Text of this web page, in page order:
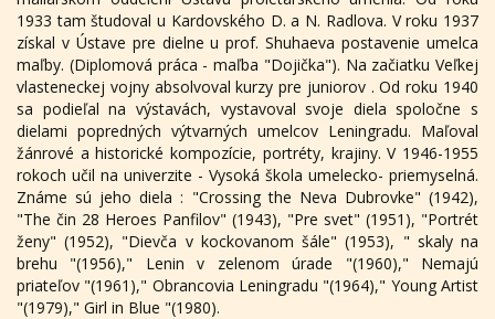
1933 tam študoval u Kardovského D. a N. Radlova. V roku 1937
získal v Ústave pre dielne u prof. Shuhaeva postavenie umelca
maľby. (Diplomová práca - maľba "Dojička"). Na začiatku Veľkej
vlasteneckej vojny absolvoval kurzy pre juniorov . Od roku 1940
sa podieľal na výstavách, vystavoval svoje diela spoločne s
dielami popredných výtvarných umelcov Leningradu. Maľoval
žánrové a historické kompozície, portréty, krajiny. V 1946-1955
rokoch učil na univerzite - Vysoká škola umelecko- priemyselná.
Známe sú jeho diela : "Crossing the Neva Dubrovke" (1942),
"The čin 28 Heroes Panfilov" (1943), "Pre svet" (1951), "Portrét
ženy" (1952), "Dievča v kockovanom šále" (1953), " skaly na
brehu "(1956)," Lenin v zelenom úrade "(1960)," Nemajú
priateľov "(1961)," Obrancovia Leningradu "(1964)," Young Artist
"(1979)," Girl in Blue "(1980).